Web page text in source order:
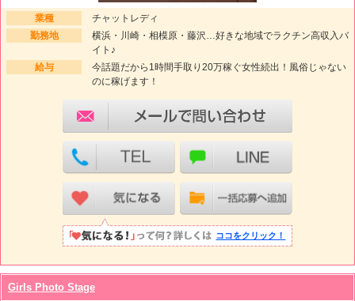
業種
チャットレディ
勤務地
横浜・川崎・相模原・藤沢…好きな地域でラクチン高収入バ
イト♪
給与
今話題だから1時間手取り20万稼ぐ女性続出！風俗じゃない
のに稼げます！
ココをクリック！
Girls Photo Stage